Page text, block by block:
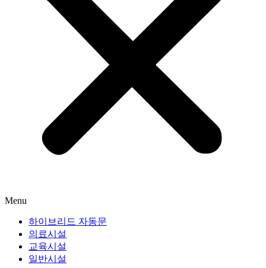
Menu
하이브리드 자동문
의료시설
교육시설
일반시설